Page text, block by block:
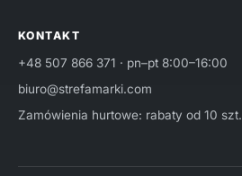
KONTAKT
+48 507 866 371 · pn–pt 8:00–16:00
biuro@strefamarki.com
Zamówienia hurtowe: rabaty od 10 szt.